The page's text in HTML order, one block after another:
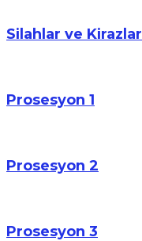
Silahlar ve Kirazlar
Prosesyon 1
Prosesyon 2
Prosesyon 3